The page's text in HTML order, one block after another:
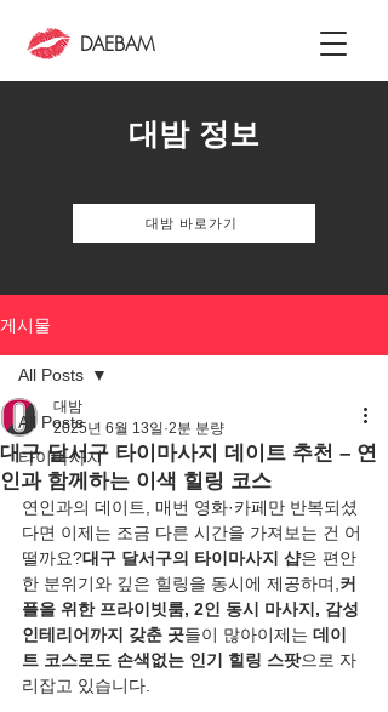
DAEBAM
대밤 정보
대밤 바로가기
게시물
All Posts
타이마사지
All Posts
대구 달서구 타이마사지 데이트 추천 – 연
인과 함께하는 이색 힐링 코스
대밤
2025년 6월 13일 2분 분량
연인과의 데이트, 매번 영화·카페만 반복되셨
다면 이제는 조금 다른 시간을 가져보는 건 어
떨까요?대구 달서구의 타이마사지 샵은 편안
한 분위기와 깊은 힐링을 동시에 제공하며, 커
플을 위한 프라이빗룸, 2인 동시 마사지, 감성
인테리어까지 갖춘 곳들이 많아이제는 데이
트 코스로도 손색없는 인기 힐링 스팟으로 자
리잡고 있습니다.